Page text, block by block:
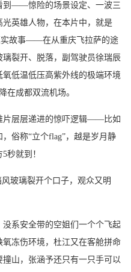
到——惊险的场景设定、一波三
英雄人物，在本片中，就是
实故事——在从重庆飞拉萨的途
璃裂开、脱落，副驾驶员徐瑞辰
低温低压高紫外线的极端环境
在成都双流机场。
片层层递进的惊吓逻辑——比如
俗称“立个flag”，越是岁月静
秒就到！
玻璃裂开个口子，观众又明
系安全带的空姐们一个个飞起
冻伤环境，杜江又在客舱拼命
山，张涵予还只有一只手可以